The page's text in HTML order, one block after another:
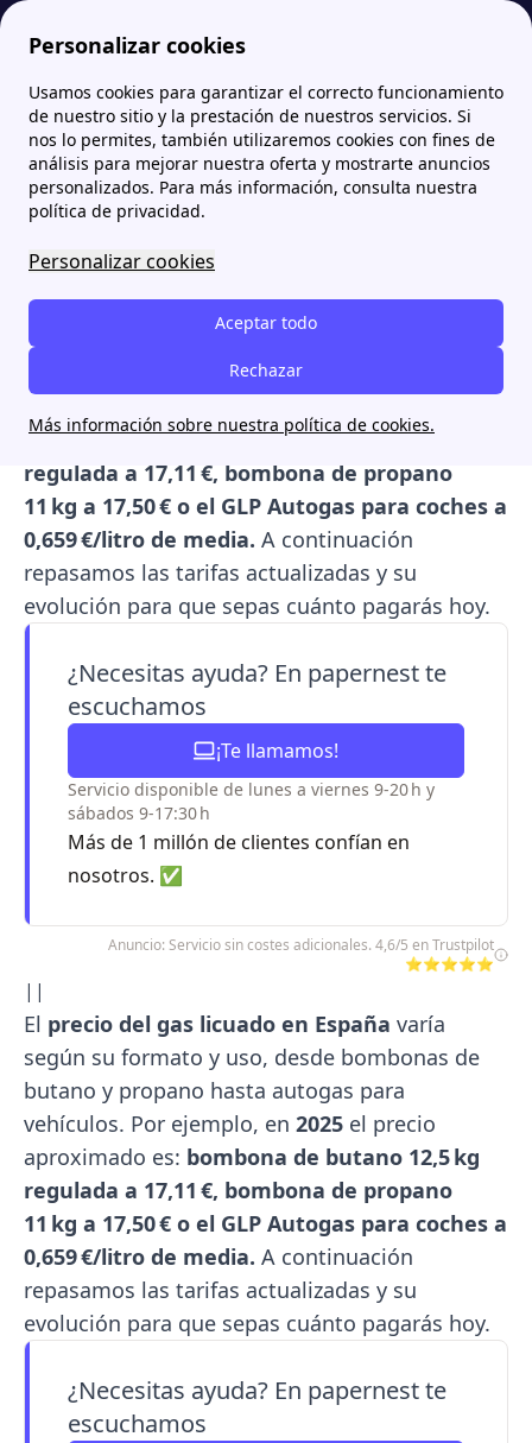
Personalizar cookies
Usamos cookies para garantizar el correcto funcionamiento
de nuestro sitio y la prestación de nuestros servicios. Si
nos lo permites, también utilizaremos cookies con fines de
análisis para mejorar nuestra oferta y mostrarte anuncios
personalizados. Para más información, consulta nuestra
política de privacidad.
Personalizar cookies
Aceptar todo
Rechazar
Más información sobre nuestra política de cookies.
Papernest.es Precio del gas licuado de hoy para viviendas y vehículos
Precio del gas licuado de
hoy para viviendas y
vehículos
Elprecio del gas licuado en Españavaría
según su formato y uso, desde bombonas de
butano y propano hasta autogas para
aproximado es:bombona de butano 12,5 kg
regulada a 17,11 €, bombona de propano
11 kg a 17,50 € o el GLP Autogas para coches a
0,659 €/litro de media. A continuación
repasamos las tarifas actualizadas y su
evolución para que sepas cuánto pagarás hoy.
¿Necesitas ayuda? En papernest te
escuchamos
¡Te llamamos!
Servicio disponible de lunes a viernes 9-20 h y
sábados 9-17:30 h
Más de 1 millón de clientes confían en
nosotros. ✅
Anuncio: Servicio sin costes adicionales. 4,6/5 en Trustpilot
⭐⭐⭐⭐⭐
||
El precio del gas licuado en España varía
según su formato y uso, desde bombonas de
butano y propano hasta autogas para
vehículos. Por ejemplo, en 2025 el precio
aproximado es: bombona de butano 12,5 kg
regulada a 17,11 €, bombona de propano
11 kg a 17,50 € o el GLP Autogas para coches a
0,659 €/litro de media. A continuación
repasamos las tarifas actualizadas y su
evolución para que sepas cuánto pagarás hoy.
¿Necesitas ayuda? En papernest te
escuchamos